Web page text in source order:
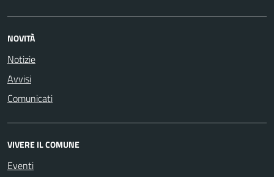
NOVITÀ
Notizie
Avvisi
Comunicati
VIVERE IL COMUNE
Eventi